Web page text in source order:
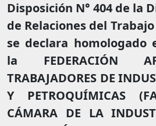
Disposición N° 404 de la
de Relaciones del
se declara homologado
la FEDERACIÓN
TRABAJADORES DE
Y PETROQUÍMICAS
CÁMARA DE LA